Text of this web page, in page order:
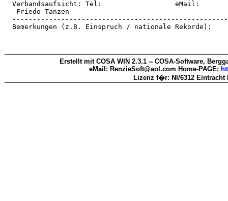
Verbandsaufsicht: Tel:
Friedo
Bemerkungen (z.B. Einspruch /
Erstellt mit COSA WIN 2.3.1 -- COSA-Software,
eMail: RenzieSoft@aol.com Home-PAGE:
Lizenz f�r: NI/6312 Eintracht